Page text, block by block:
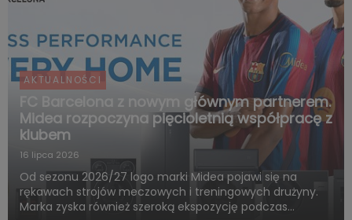
AKTUALNOŚCI
FC Barcelona z nowym głównym partnerem.
Midea rozpoczyna pięcioletnią współpracę z
klubem
16 lipca 2026
Od sezonu 2026/27 logo marki Midea pojawi się na
rękawach strojów meczowych i treningowych drużyny.
Marka zyska również szeroką ekspozycję podczas